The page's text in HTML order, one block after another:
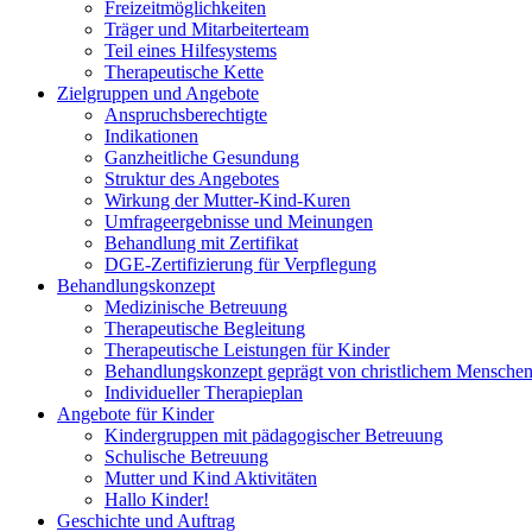
Freizeitmöglichkeiten
Träger und Mitarbeiterteam
Teil eines Hilfesystems
Therapeutische Kette
Zielgruppen und Angebote
Anspruchsberechtigte
Indikationen
Ganzheitliche Gesundung
Struktur des Angebotes
Wirkung der Mutter-Kind-Kuren
Umfrageergebnisse und Meinungen
Behandlung mit Zertifikat
DGE-Zertifizierung für Verpflegung
Behandlungskonzept
Medizinische Betreuung
Therapeutische Begleitung
Therapeutische Leistungen für Kinder
Behandlungskonzept geprägt von christlichem
Individueller Therapieplan
Angebote für Kinder
Kindergruppen mit pädagogischer Betreuung
Schulische Betreuung
Mutter und Kind Aktivitäten
Hallo Kinder!
Geschichte und Auftrag